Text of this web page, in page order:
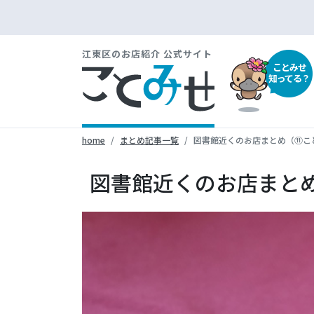
江東区のお店紹介 公式サイト
ことみせ
知ってる？
home まとめ記事一覧 図書館近くのお店まとめ（⑪こ
図書館近くのお店ま